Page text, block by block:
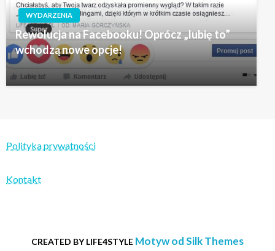
WYDARZENIA
Rewolucja na Facebooku! Oprócz „lubię to”
wchodzą nowe opcje!
Polityka prywatności
Kontakt
CREATED BY LIFE4STYLE Motyw od Silk Themes